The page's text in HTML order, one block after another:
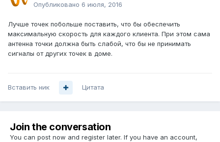
Опубликовано 6 июля, 2016
Лучше точек побольше поставить, что бы обеспечить
максимальную скорость для каждого клиента. При этом сама
антенна точки должна быть слабой, что бы не принимать
сигналы от других точек в доме.
Вставить ник Цитата
Join the conversation
You can post now and register later. If you have an account,